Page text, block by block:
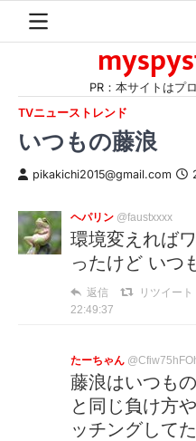
PR：本サイトはプ
TVニューストレンド
いつもの藤浪
pikakichi2015@gmail.com
ヘパリン @faustxxxx
環境変えれば
ったけど いつ
返信 リツイート
22:49:37
たーちゃん
藤浪はいつも
と同じ負け方
ッチングして